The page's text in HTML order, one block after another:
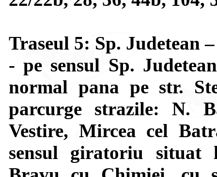
Traseul 5: Sp. Judetean
- pe sensul Sp.
normal pana pe str.
parcurge strazile: N.
Vestire, Mircea cel
sensul giratoriu situat